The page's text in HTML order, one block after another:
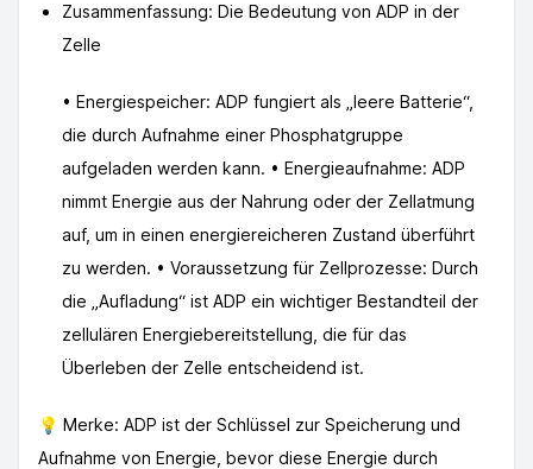
Zusammenfassung: Die Bedeutung von ADP in der
Zelle
• Energiespeicher: ADP fungiert als „leere Batterie“,
die durch Aufnahme einer Phosphatgruppe
aufgeladen werden kann. • Energieaufnahme: ADP
nimmt Energie aus der Nahrung oder der Zellatmung
auf, um in einen energiereicheren Zustand überführt
zu werden. • Voraussetzung für Zellprozesse: Durch
die „Aufladung“ ist ADP ein wichtiger Bestandteil der
zellulären Energiebereitstellung, die für das
Überleben der Zelle entscheidend ist.
💡 Merke: ADP ist der Schlüssel zur Speicherung und
Aufnahme von Energie, bevor diese Energie durch